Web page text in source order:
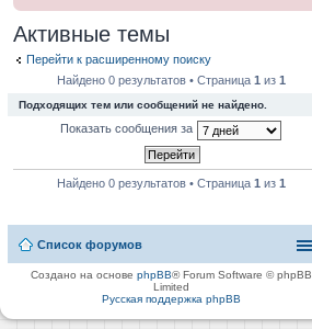
Активные темы
Перейти к расширенному поиску
Найдено 0 результатов • Страница1 из1
Подходящих тем или сообщений не найдено.
Показать сообщения за
Найдено 0 результатов • Страница1 из1
Список форумов
Создано на основеphpBB® Forum Software © phpBB
Limited
Русская поддержка phpBB